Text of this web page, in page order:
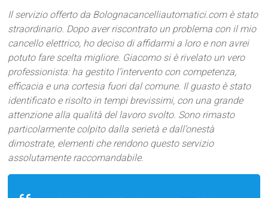
Il servizio offerto da Bolognacancelliautomatici.com è stato
straordinario. Dopo aver riscontrato un problema con il mio
cancello elettrico, ho deciso di affidarmi a loro e non avrei
potuto fare scelta migliore. Giacomo si è rivelato un vero
professionista: ha gestito l’intervento con competenza,
efficacia e una cortesia fuori dal comune. Il guasto è stato
identificato e risolto in tempi brevissimi, con una grande
attenzione alla qualità del lavoro svolto. Sono rimasto
particolarmente colpito dalla serietà e dall’onestà
dimostrate, elementi che rendono questo servizio
assolutamente raccomandabile.